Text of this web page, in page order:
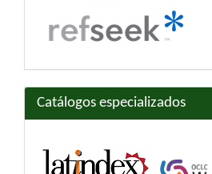
Catálogos especializados